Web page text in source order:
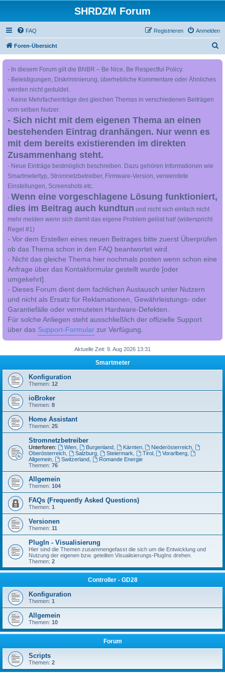
SHRDZM Forum
FAQ Anmelden
Registrieren
Foren-Übersicht
- In diesem Forum gilt die BNBR – Be Nice, Be Respectful Policy.
- Beleidigungen, Diskriminierung, überhebliche Kommentare oder Ähnliches
werden nicht geduldet.
- Keine Mehrfacheinträge des gleichen Themas in verschiedenen Beiträgen
vom selben Nutzer.
- Sich nicht mit dem eigenen Thema an einen
bestehenden Eintrag dranhängen. Nur wenn es
mit dem bereits existierenden im direkten
Zusammenhang steht.
- Neue Einträge bestmöglich beschreiben. Dazu gehören Informationen wie
Smartmetertyp, Stromnetzbetreiber, Firmware-Version, verwendete
Einstellungen, Screenshots etc.
- Wenn eine vorgeschlagene Lösung funktioniert,
dies im Beitrag auch kundtun und nicht sich einfach nicht
mehr melden wenn sich damit das eigene Problem gelöst hat! (widerspricht
Regel #1)
- Vor dem Erstellen eines neuen Beitrages bitte zuerst Überprüfen
ob das Thema schon in den FAQ beantwortet wird.
- Nicht das gleiche Thema hier nochmals posten wenn schon eine
Anfrage über das Kontakformular gestellt wurde [oder
umgekehrt].
- Dieses Forum dient dem fachlichen Austausch unter Nutzern
und nicht als Ersatz für Reklamationen, Gewährleistungs- oder
Garantiefälle oder vermuteten Hardware-Defekten.
Für solche Anliegen steht ausschließlich der offizielle Support
über das Support-Formular zur Verfügung.
Aktuelle Zeit: 9. Aug 2026 13:31
Smartmeter
Konfiguration
Themen: 12
ioBroker
Themen: 8
Home Assistant
Themen: 25
Stromnetzbetreiber
Unterforen: Wien, Burgenland, Kärnten, Niederösterreich
Oberösterreich
Salzburg, Steiermark Tirol, Vorarlberg
Allgemein
Switzerland,
Romande Energie
Themen: 76
Allgemein
Themen: 104
FAQs (Frequently Asked Questions)
Themen: 1
Versionen
Themen: 11
PlugIn - Visualisierung
Hier sind die Themen zusammengefasst die sich um die Entwicklung und
Nutzung der eigenen bzw. geteilten Visualisierungs-PlugIns drehen.
Themen: 2
Controller - GD28
Konfiguration
Themen: 1
Allgemein
Themen: 10
Forum
Scripts
Themen: 2